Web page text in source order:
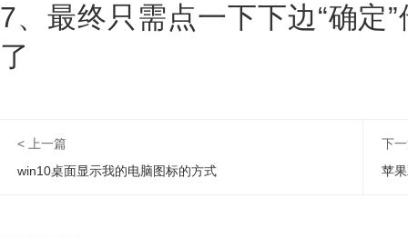
7、最终只需点一下下边“确定
了
< 上一篇
win10桌面显示我的电脑图标的方式
下
苹